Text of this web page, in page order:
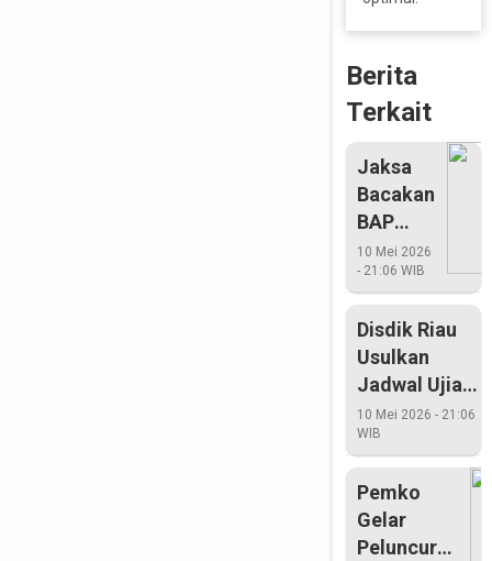
Berita
Terkait
Jaksa
Bacakan
BAP
Annas
Maamun
10 Mei 2026
- 21:06 WIB
Disdik Riau
Usulkan
Jadwal Ujian
Nasional
Dimundurkan
10 Mei 2026 - 21:06
WIB
Pemko
Gelar
Peluncuran